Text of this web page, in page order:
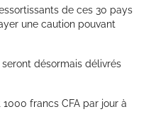
de ces 30 pays
une caution pouvant
désormais délivrés
francs CFA par jour à